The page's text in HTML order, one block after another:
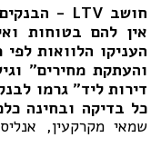
העניקו הלוואות
והעתקת מחירים"
דירות ליד" גרמו
כל בדיקה ובחינה
שמאי מקרקעין,